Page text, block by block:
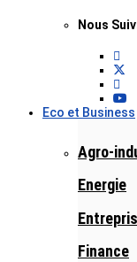
Nous
Eco et Business
Agro-
Energie
Finance